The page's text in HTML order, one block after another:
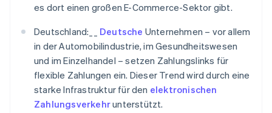
es dort einen großen E-Commerce-Sektor gibt.
Deutschland:__ Deutsche Unternehmen – vor allem
in der Automobilindustrie, im Gesundheitswesen
und im Einzelhandel – setzen Zahlungslinks für
flexible Zahlungen ein. Dieser Trend wird durch eine
starke Infrastruktur für den elektronischen
Zahlungsverkehrunterstützt.